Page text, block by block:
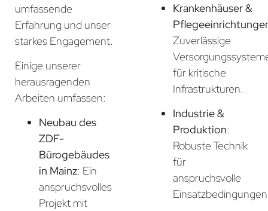
umfassende
Erfahrung und unser
starkes Engagement.
Einige unserer
herausragenden
Arbeiten umfassen:
Neubau des
ZDF-
Bürogebäudes
in Mainz: Ein
anspruchsvolles
Projekt mit
Krankenhäuser &
Zuverlässige
für kritische
Infrastrukturen.
Industrie &
Produktion:
Robuste Technik
für
anspruchsvolle